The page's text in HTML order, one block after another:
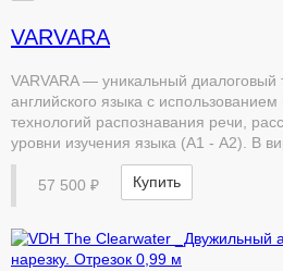
VARVARA
VARVARA — уникальный диалоговый
английского языка с
технологий распознавания речи,
уровни изучения языка (А1 - А2). В
57 500 ₽ Купить